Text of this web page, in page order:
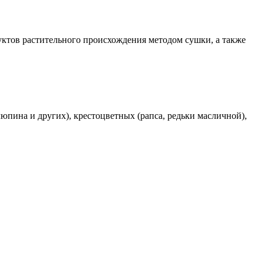
растительного происхождения методом сушки, а также
и других), крестоцветных (рапса, редьки масличной),